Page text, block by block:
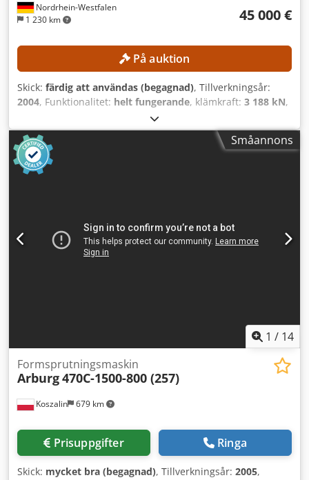
Nordrhein-Westfalen
1 230 km
45 000 €
På auktion
Skick: färdig att användas (begagnad), Tillverkningsår:
2004, Funktionalitet: helt fungerande, klämkraft: 3 188 kN,
, skruvtransportörens diameter:
130 mm, produktionskapacitet:17 000 enhet/t, TEKNISKA
DETALJER Dedpfxszmxdls Adrjkr Låsningstryck: 320 t
Sprutvikt: 6 935 g Skruvdiameter: 130 mm Kapacitet: 17
000 förformar/timme MASKINDETALJER Mått: 72-kavitet, 4-
PCO 1810 eller 1881 (kort modell, 28 mm flaskhalsring, 1,5
liters flaskor) Alternativ 2: 72 kärnsatser för 27,8 g PCO
1810 eller 1881 (kort modell, 28 mm flaskhalsring, 1,0 liters
Småannons
1 / 14
Koszalin 679 km
Formsprutningsmaskin
Arburg470C-1500-800 (257)
Prisuppgifter Ringa
Skick: mycket bra (begagnad), Tillverkningsår: 2005,